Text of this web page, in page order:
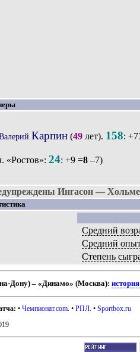
Карпин(49лет). 158:
«Ростов»: 24: +9 =8 –7)
Ингасон —
Средний
Средний
Степень
на-Дону) – «Динамо» (Москва):
•Чемпионат.com . •РПЛ . •Sportbox.ru